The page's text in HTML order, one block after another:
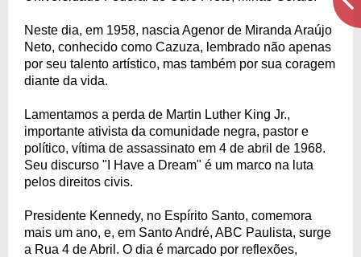
Neste dia, em 1958, nascia Agenor de Miranda Araújo
Neto, conhecido como Cazuza, lembrado não apenas
por seu talento artístico, mas também por sua coragem
diante da vida.
Lamentamos a perda de Martin Luther King Jr.,
importante ativista da comunidade negra, pastor e
político, vítima de assassinato em 4 de abril de 1968.
Seu discurso "I Have a Dream" é um marco na luta
pelos direitos civis.
Presidente Kennedy, no Espírito Santo, comemora
mais um ano, e, em Santo André, ABC Paulista, surge
a Rua 4 de Abril. O dia é marcado por reflexões,